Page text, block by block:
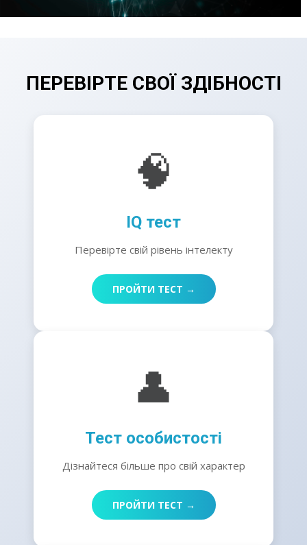
ПЕРЕВІРТЕ СВОЇ ЗДІБНОСТІ
🧠
IQ тест
Перевірте свій рівень інтелекту
ПРОЙТИ ТЕСТ →
👤
Тест особистості
Дізнайтеся більше про свій характер
ПРОЙТИ ТЕСТ →